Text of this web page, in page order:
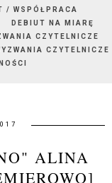
/ WSPÓŁPRACA
DEBIUT NA MIARĘ
CZYTELNICZE
CZYTELNICZE
ALINA